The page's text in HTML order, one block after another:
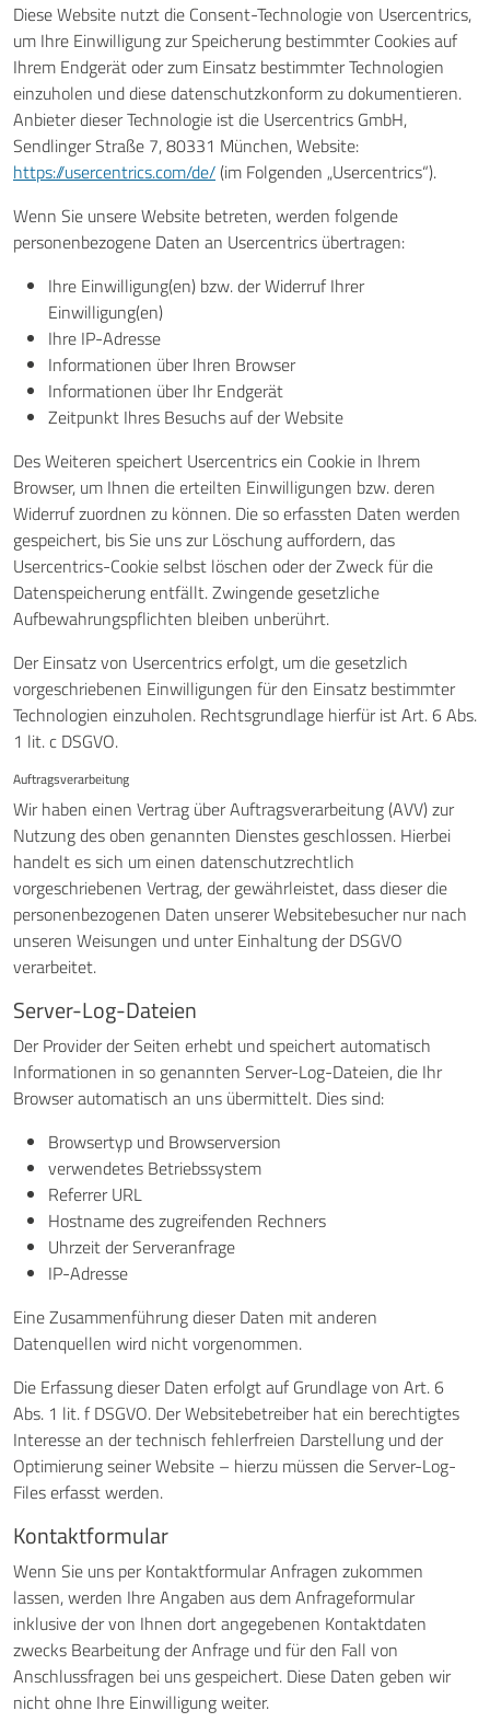
Diese Website nutzt die Consent-Technologie von Usercentrics,
um Ihre Einwilligung zur Speicherung bestimmter Cookies auf
Ihrem Endgerät oder zum Einsatz bestimmter Technologien
einzuholen und diese datenschutzkonform zu dokumentieren.
Anbieter dieser Technologie ist die Usercentrics GmbH,
Sendlinger Straße 7, 80331 München, Website:
https://usercentrics.com/de/(im Folgenden „Usercentrics“).
Wenn Sie unsere Website betreten, werden folgende
personenbezogene Daten an Usercentrics übertragen:
Ihre Einwilligung(en) bzw. der Widerruf Ihrer
Einwilligung(en)
Ihre IP-Adresse
Informationen über Ihren Browser
Informationen über Ihr Endgerät
Zeitpunkt Ihres Besuchs auf der Website
Des Weiteren speichert Usercentrics ein Cookie in Ihrem
Browser, um Ihnen die erteilten Einwilligungen bzw. deren
Widerruf zuordnen zu können. Die so erfassten Daten werden
gespeichert, bis Sie uns zur Löschung auffordern, das
Usercentrics-Cookie selbst löschen oder der Zweck für die
Datenspeicherung entfällt. Zwingende gesetzliche
Aufbewahrungspflichten bleiben unberührt.
Der Einsatz von Usercentrics erfolgt, um die gesetzlich
vorgeschriebenen Einwilligungen für den Einsatz bestimmter
Technologien einzuholen. Rechtsgrundlage hierfür ist Art. 6 Abs.
1 lit. c DSGVO.
Auftragsverarbeitung
Wir haben einen Vertrag über Auftragsverarbeitung (AVV) zur
Nutzung des oben genannten Dienstes geschlossen. Hierbei
handelt es sich um einen datenschutzrechtlich
vorgeschriebenen Vertrag, der gewährleistet, dass dieser die
personenbezogenen Daten unserer Websitebesucher nur nach
unseren Weisungen und unter Einhaltung der DSGVO
verarbeitet.
Server-Log-Dateien
Der Provider der Seiten erhebt und speichert automatisch
Informationen in so genannten Server-Log-Dateien, die Ihr
Browser automatisch an uns übermittelt. Dies sind:
Browsertyp und Browserversion
verwendetes Betriebssystem
Referrer URL
Hostname des zugreifenden Rechners
Uhrzeit der Serveranfrage
IP-Adresse
Eine Zusammenführung dieser Daten mit anderen
Datenquellen wird nicht vorgenommen.
Die Erfassung dieser Daten erfolgt auf Grundlage von Art. 6
Abs. 1 lit. f DSGVO. Der Websitebetreiber hat ein berechtigtes
Interesse an der technisch fehlerfreien Darstellung und der
Optimierung seiner Website – hierzu müssen die Server-Log-
Files erfasst werden.
Kontaktformular
Wenn Sie uns per Kontaktformular Anfragen zukommen
lassen, werden Ihre Angaben aus dem Anfrageformular
inklusive der von Ihnen dort angegebenen Kontaktdaten
zwecks Bearbeitung der Anfrage und für den Fall von
Anschlussfragen bei uns gespeichert. Diese Daten geben wir
nicht ohne Ihre Einwilligung weiter.